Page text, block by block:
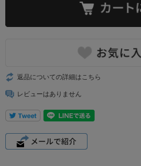
返品についての詳細はこちら
レビューはありません